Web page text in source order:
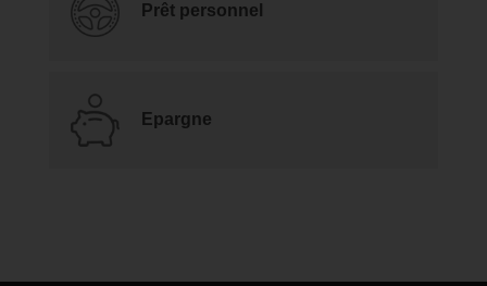
Prêt personnel
Epargne